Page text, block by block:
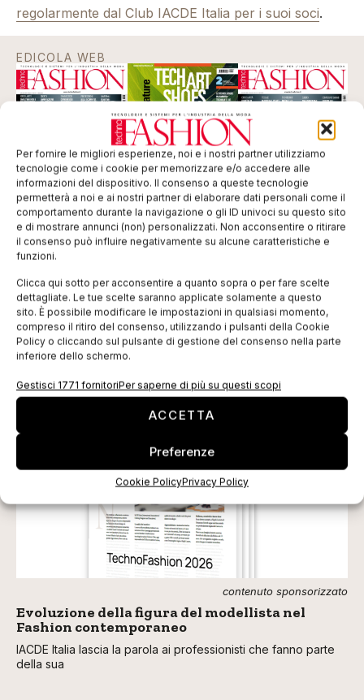
Per fornire le migliori esperienze, noi e i nostri partner utilizziamo
tecnologie come i cookie per memorizzare e/o accedere alle
informazioni del dispositivo. Il consenso a queste tecnologie
permetterà a noi e ai nostri partner di elaborare dati personali come il
comportamento durante la navigazione o gli ID univoci su questo sito
e di mostrare annunci (non) personalizzati. Non acconsentire o ritirare
il consenso può influire negativamente su alcune caratteristiche e
funzioni.
Clicca qui sotto per acconsentire a quanto sopra o per fare scelte
dettagliate. Le tue scelte saranno applicate solamente a questo
sito. È possibile modificare le impostazioni in qualsiasi momento,
compreso il ritiro del consenso, utilizzando i pulsanti della Cookie
Policy o cliccando sul pulsante di gestione del consenso nella parte
inferiore dello schermo.
Gestisci 1771 fornitoriPer saperne di più su questi scopi
ACCETTA
Preferenze
Cookie PolicyPrivacy Policy
regolarmente dal Club IACDE Italia per i suoi soci.
EDICOLA WEB
TI POTREBBERO INTERESSARE
contenuto sponsorizzato
Evoluzione della figura del modellista nel
Fashion contemporaneo
IACDE Italia lascia la parola ai professionisti che fanno parte
della sua